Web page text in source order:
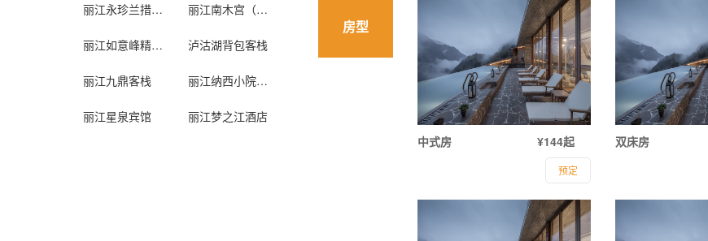
丽江永珍兰措摩梭文化传承精品客栈 丽江南木宫（木府家院高级私人精品客栈）
丽江如意峰精品客栈 泸沽湖背包客栈
丽江九鼎客栈 丽江纳西小院青年旅舍
丽江星泉宾馆 丽江梦之江酒店
房型
中式房 ¥144起
预定
双床房